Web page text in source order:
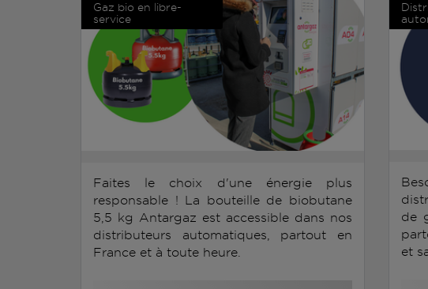
Gaz bio en libre-
service
Faites le choix d'une énergie plus
responsable ! La bouteille de biobutane
5,5 kg Antargaz est accessible dans nos
distributeurs automatiques, partout en
France et à toute heure.
de
et